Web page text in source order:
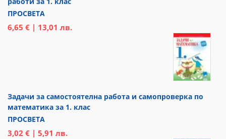
ПРОСВЕТА
6,65 € | 13,01 лв.
Задачи за самостоятелна работа и самопроверка по
математика за 1. клас
ПРОСВЕТА
3,02 € | 5,91 лв.